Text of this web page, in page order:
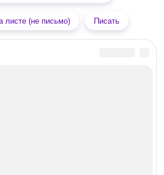
листе (не письмо) Писать